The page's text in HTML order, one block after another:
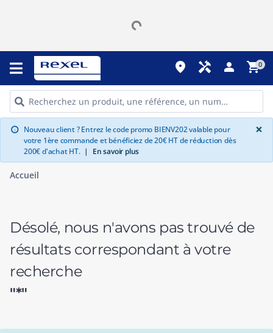
place handyman person shopping_cart0
info Nouveau client ? Entrez le code promo BIENV202 valable pour
votre 1ère commande et bénéficiez de 20€ HT de réduction dès
200€ d'achat HT. | En savoir plus
×
Accueil
Désolé, nous n'avons pas trouvé de
résultats correspondant à votre
recherche
"*"